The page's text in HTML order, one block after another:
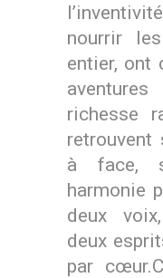
nourrir
entier, ont
aventures
richesse
retrouvent
à face,
harmonie
deux
deux
par